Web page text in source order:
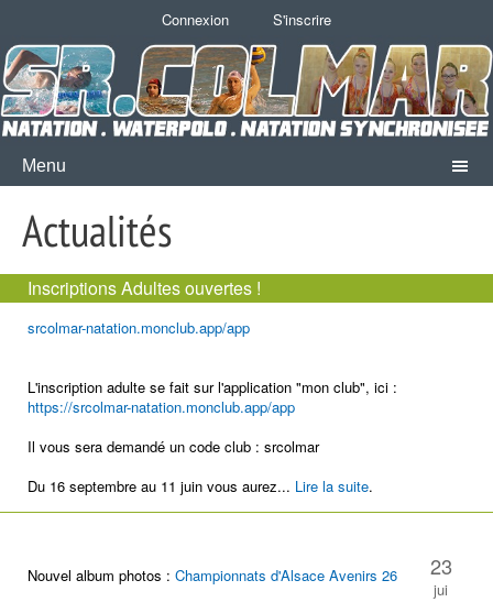
Connexion S'inscrire
Menu
Actualités
Inscriptions Adultes ouvertes !
srcolmar-natation.monclub.app/app
L'inscription adulte se fait sur l'application "mon club", ici :
https://srcolmar-natation.monclub.app/app
Il vous sera demandé un code club : srcolmar
Du 16 septembre au 11 juin vous aurez... Lire la suite.
Nouvel album photos : Championnats d'Alsace Avenirs 26 23
jui